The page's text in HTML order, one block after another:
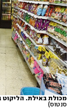
מכולת באילת.
סנטוס)